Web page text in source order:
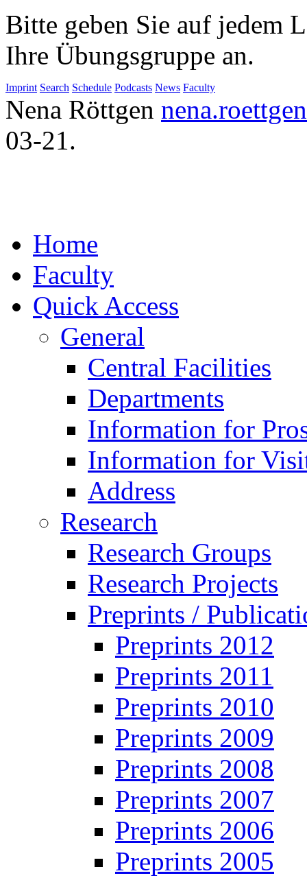
Bitte geben Sie auf jedem
Ihre Übungsgruppe an.
Imprint Search Schedule Podcasts News Faculty
Nena Röttgen
03-21.
Home
Faculty
Quick Access
General
Central Facilities
Departments
Information for
Information for
Address
Research
Research Groups
Research Projects
Preprints /
Preprints 2012
Preprints 2011
Preprints 2010
Preprints 2009
Preprints 2008
Preprints 2007
Preprints 2006
Preprints 2005